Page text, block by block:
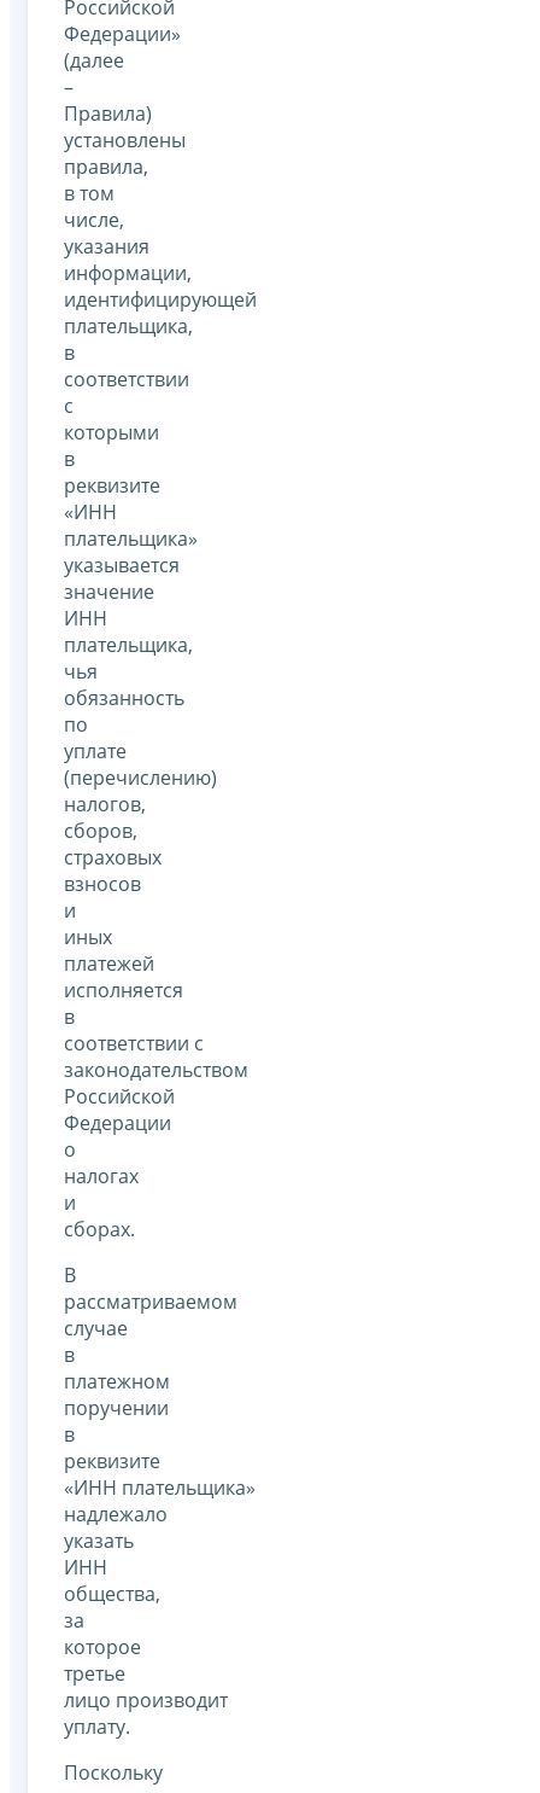
Российской
Федерации»
(далее
–
Правила)
установлены
правила,
в том
числе,
указания
информации,
идентифицирующей
плательщика,
в
соответствии
с
которыми
в
реквизите
«ИНН
плательщика»
указывается
значение
ИНН
плательщика,
чья
обязанность
по
уплате
(перечислению)
налогов,
сборов,
страховых
взносов
и
иных
платежей
исполняется
в
соответствии с
законодательством
Российской
Федерации
о
налогах
и
сборах.
В
рассматриваемом
случае
в
платежном
поручении
в
реквизите
«ИНН плательщика»
надлежало
указать
ИНН
общества,
за
которое
третье
лицо производит
уплату.
Поскольку